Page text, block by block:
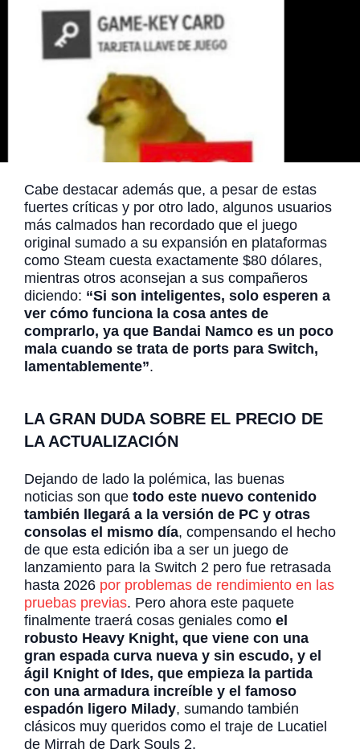
Cabe destacar además que, a pesar de estas
fuertes críticas y por otro lado, algunos usuarios
más calmados han recordado que el juego
original sumado a su expansión en plataformas
como Steam cuesta exactamente $80 dólares,
mientras otros aconsejan a sus compañeros
diciendo: “Si son inteligentes, solo esperen a
ver cómo funciona la cosa antes de
comprarlo, ya que Bandai Namco es un poco
mala cuando se trata de ports para Switch,
lamentablemente”.
LA GRAN DUDA SOBRE EL PRECIO DE
LA ACTUALIZACIÓN
Dejando de lado la polémica, las buenas
noticias son que todo este nuevo contenido
también llegará a la versión de PC y otras
consolas el mismo día, compensando el hecho
de que esta edición iba a ser un juego de
lanzamiento para la Switch 2 pero fue retrasada
hasta 2026 por problemas de rendimiento en las
pruebas previas. Pero ahora este paquete
finalmente traerá cosas geniales como el
robusto Heavy Knight, que viene con una
gran espada curva nueva y sin escudo, y el
ágil Knight of Ides, que empieza la partida
con una armadura increíble y el famoso
espadón ligero Milady, sumando también
clásicos muy queridos como el traje de Lucatiel
de Mirrah de Dark Souls 2.